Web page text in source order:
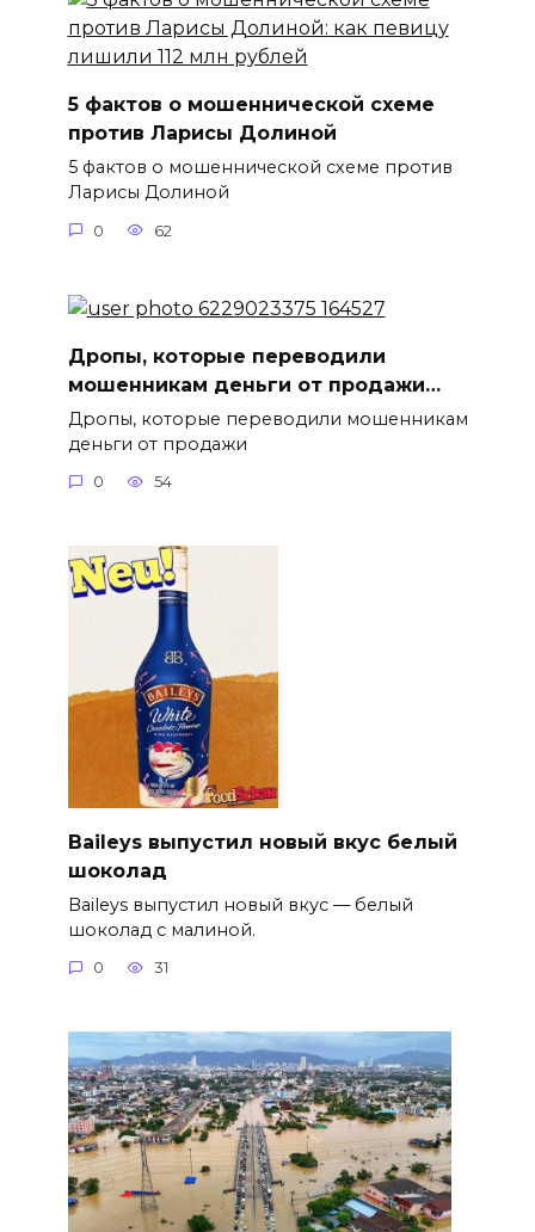
5 фактов о мошеннической схеме
против Ларисы Долиной
5 фактов о мошеннической схеме против
Ларисы Долиной
0 62
Дропы, которые переводили
мошенникам деньги от продажи…
Дропы, которые переводили мошенникам
деньги от продажи
0 54
Baileys выпустил новый вкус белый
шоколад
Baileys выпустил новый вкус — белый
шоколад с малиной.
0 31